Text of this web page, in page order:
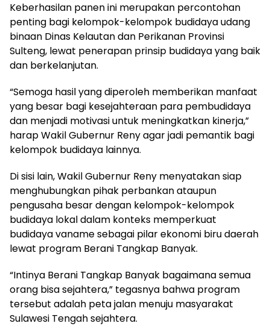
Keberhasilan panen ini merupakan percontohan
penting bagi kelompok-kelompok budidaya udang
binaan Dinas Kelautan dan Perikanan Provinsi
Sulteng, lewat penerapan prinsip budidaya yang baik
dan berkelanjutan.
“Semoga hasil yang diperoleh memberikan manfaat
yang besar bagi kesejahteraan para pembudidaya
dan menjadi motivasi untuk meningkatkan kinerja,”
harap Wakil Gubernur Reny agar jadi pemantik bagi
kelompok budidaya lainnya.
Di sisi lain, Wakil Gubernur Reny menyatakan siap
menghubungkan pihak perbankan ataupun
pengusaha besar dengan kelompok-kelompok
budidaya lokal dalam konteks memperkuat
budidaya vaname sebagai pilar ekonomi biru daerah
lewat program Berani Tangkap Banyak.
“Intinya Berani Tangkap Banyak bagaimana semua
orang bisa sejahtera,” tegasnya bahwa program
tersebut adalah peta jalan menuju masyarakat
Sulawesi Tengah sejahtera.